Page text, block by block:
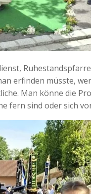
erfinden müsste,
Man könne die
fern sind oder sich